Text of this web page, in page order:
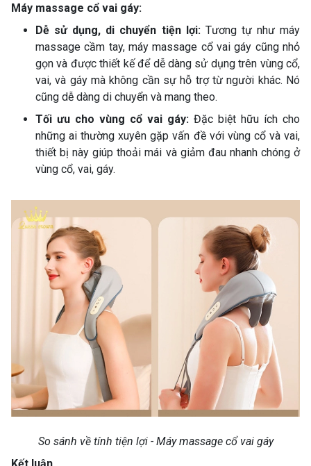
Máy massage cổ vai gáy:
Dễ sử dụng, di chuyển tiện lợi:Tương tự như máy
massage cầm tay, máy massage cổ vai gáy cũng nhỏ
gọn và được thiết kế để dễ dàng sử dụng trên vùng cổ,
vai, và gáy mà không cần sự hỗ trợ từ người khác. Nó
cũng dễ dàng di chuyển và mang theo.
Tối ưu cho vùng cổ vai gáy: Đặc biệt hữu ích cho
những ai thường xuyên gặp vấn đề với vùng cổ và vai,
thiết bị này giúp thoải mái và giảm đau nhanh chóng ở
vùng cổ, vai, gáy.
So sánh về tính tiện lợi - Máy massage cổ vai gáy